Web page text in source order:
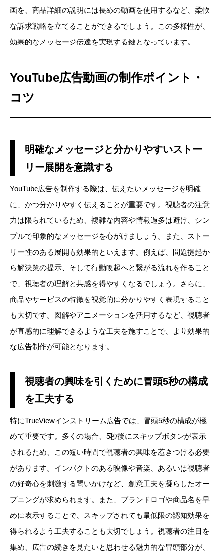
画を、商品詳細の説明には長めの動画を使用するなど、柔軟
な訴求戦略を立てることができるでしょう。この多様性が、
効果的なメッセージ伝達を実現する鍵となっています。
YouTube広告動画の制作ポイント・
コツ
明確なメッセージと分かりやすいストー
リー展開を意識する
YouTube広告を制作する際は、伝えたいメッセージを明確
に、かつ分かりやすく伝えることが重要です。視聴者の注意
力は限られているため、複雑な内容や情報過多は避け、シン
プルで印象的なメッセージを心がけましょう。また、ストー
リー性のある展開も効果的といえます。例えば、問題提起か
ら解決策の提示、そして行動喚起へと繋がる流れを作ること
で、視聴者の理解と共感を得やすくなるでしょう。さらに、
商品やサービスの特徴を視覚的に分かりやすく表現すること
も大切です。図解やアニメーションを活用するなど、視聴者
が直感的に理解できるような工夫を施すことで、より効果的
な広告制作が可能となります。
視聴者の興味を引くために冒頭5秒の構成
を工夫する
特にTrueViewインストリーム広告では、冒頭5秒の構成が極
めて重要です。多くの場合、5秒後にスキップボタンが表示
されるため、この短い時間で視聴者の興味を惹きつける必要
があります。インパクトのある映像や音楽、あるいは視聴者
の好奇心を刺激する問いかけなど、創意工夫を凝らしたオー
プニングが求められます。また、ブランドロゴや商品名を早
めに表示することで、スキップされても最低限の認知効果を
得られるよう工夫することも大切でしょう。視聴者の注目を
集め、広告の続きを見たいと思わせる魅力的な冒頭部分が、